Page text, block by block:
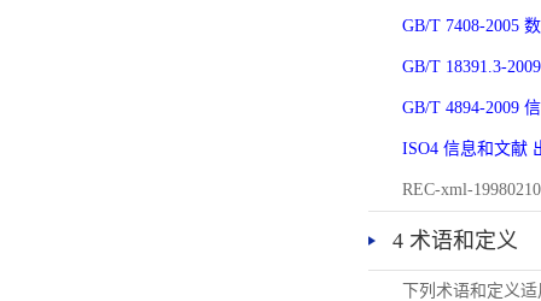
GB/T 7408-2005
GB/T 18391.3-
GB/T 4894-2009
ISO4 信息和文献
REC-xml-
4 术语和定义
下列术语和定义